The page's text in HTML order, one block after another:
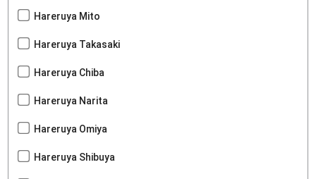
Hareruya Mito
Hareruya Takasaki
Hareruya Chiba
Hareruya Narita
Hareruya Omiya
Hareruya Shibuya